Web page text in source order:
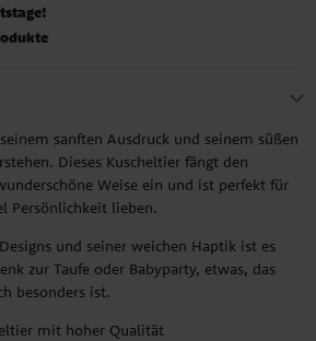
sanften Ausdruck und seinem süßen
Dieses Kuscheltier fängt den
Weise ein und ist perfekt für
Persönlichkeit lieben.
und seiner weichen Haptik ist es
zur Taufe oder Babyparty, etwas, das
besonders ist.
mit hoher Qualität